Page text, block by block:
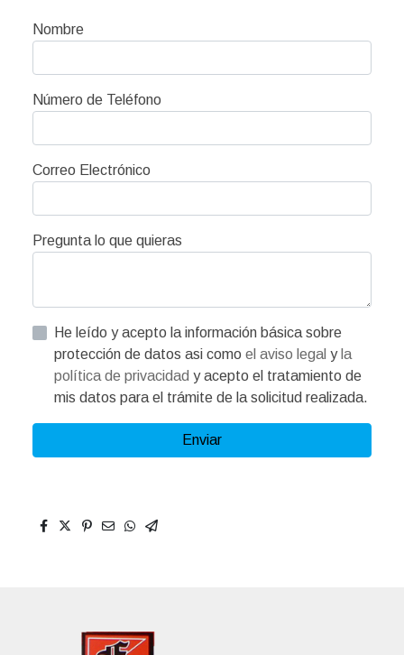
Nombre
Número de Teléfono
Correo Electrónico
Pregunta lo que quieras
He leído y acepto la información básica sobre
protección de datos asi como el aviso legal y la
política de privacidad y acepto el tratamiento de
mis datos para el trámite de la solicitud realizada.
Enviar